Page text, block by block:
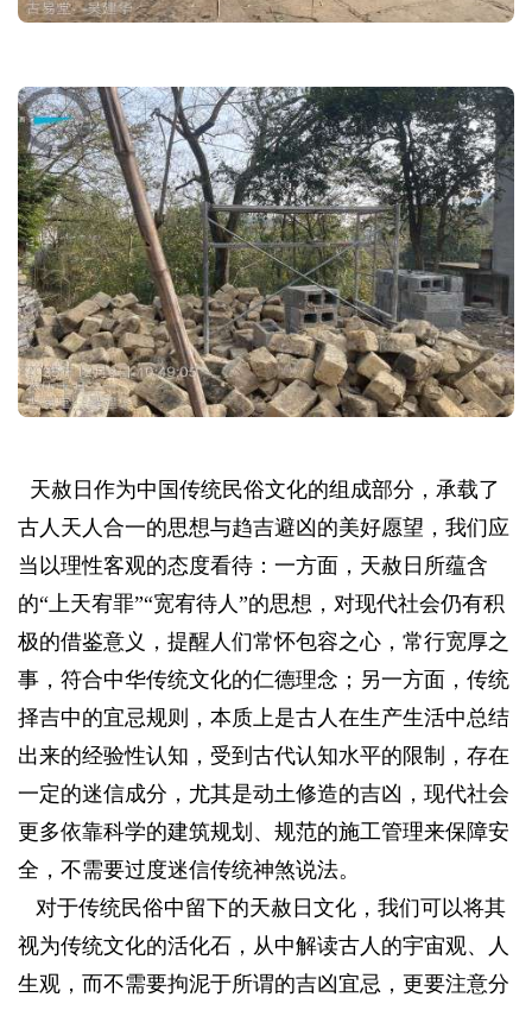
天赦日作为中国传统民俗文化的组成部分，承载了
古人天人合一的思想与趋吉避凶的美好愿望，我们应
当以理性客观的态度看待：一方面，天赦日所蕴含
的“上天宥罪”“宽宥待人”的思想，对现代社会仍有积
极的借鉴意义，提醒人们常怀包容之心，常行宽厚之
事，符合中华传统文化的仁德理念；另一方面，传统
择吉中的宜忌规则，本质上是古人在生产生活中总结
出来的经验性认知，受到古代认知水平的限制，存在
一定的迷信成分，尤其是动土修造的吉凶，现代社会
更多依靠科学的建筑规划、规范的施工管理来保障安
全，不需要过度迷信传统神煞说法。
对于传统民俗中留下的天赦日文化，我们可以将其
视为传统文化的活化石，从中解读古人的宇宙观、人
生观，而不需要拘泥于所谓的吉凶宜忌，更要注意分